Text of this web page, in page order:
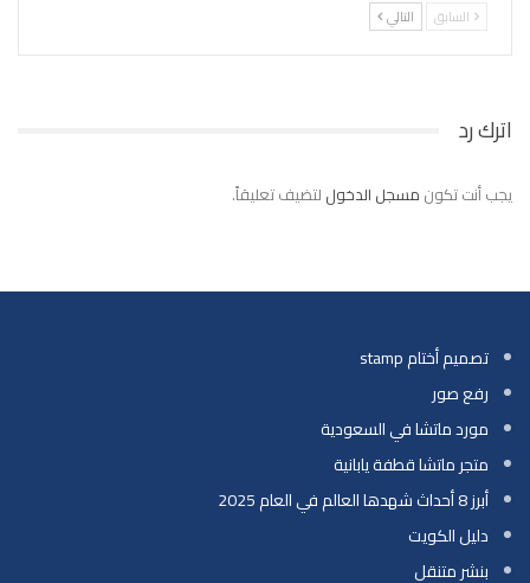
السابق التالي
اترك رد
يجب أنت تكون مسجل الدخول لتضيف تعليقاً.
تصميم أختام stamp
رفع صور
مورد ماتشا في السعودية
متجر ماتشا قطفة يابانية
أبرز 8 أحداث شهدها العالم في العام 2025
دليل الكويت
بنشر متنقل